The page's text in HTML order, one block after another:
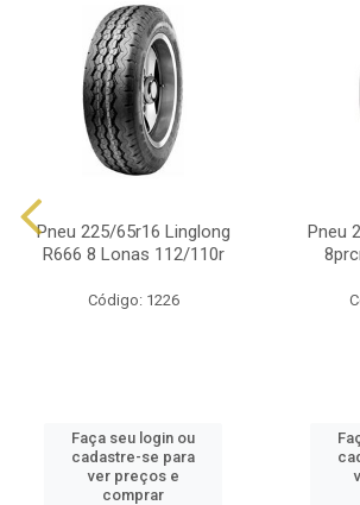
Pneu 225/65r16 Linglong
R666 8 Lonas 112/110r
Código: 1226
Faça seu login ou
cadastre-se para
ver preços e
comprar
Pneu